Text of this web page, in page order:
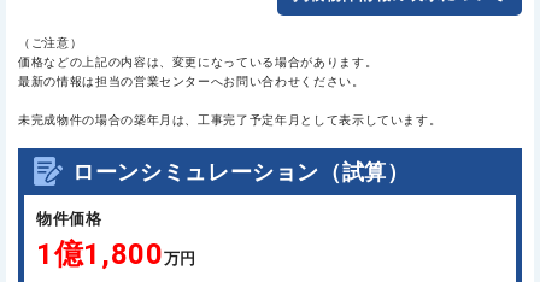
（ご注意）
価格などの上記の内容は、変更になっている場合があります。
最新の情報は担当の営業センターへお問い合わせください。
未完成物件の場合の築年月は、工事完了予定年月として表示しています。
ローンシミュレーション（試算）
物件価格
1億1,800万円